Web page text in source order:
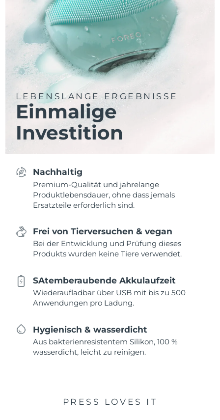
LEBENSLANGE ERGEBNISSE
Einmalige
Investition
Nachhaltig
Premium-Qualität und jahrelange
Produktlebensdauer, ohne dass jemals
Ersatzteile erforderlich sind.
Frei von Tierversuchen & vegan
Bei der Entwicklung und Prüfung dieses
Produkts wurden keine Tiere verwendet.
SAtemberaubende Akkulaufzeit
Wiederaufladbar über USB mit bis zu 500
Anwendungen pro Ladung.
Hygienisch & wasserdicht
Aus bakterienresistentem Silikon, 100 %
wasserdicht, leicht zu reinigen.
PRESS LOVES IT